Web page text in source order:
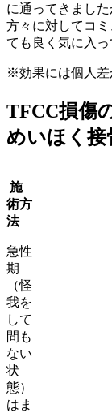
に通ってきまし
方々に対してコ
ても良く気に入っ
※効果には個人差
TFCC損傷
めいほく接
施
術方
法
急性
期
（怪
我を
して
間も
ない
状
態）
はま